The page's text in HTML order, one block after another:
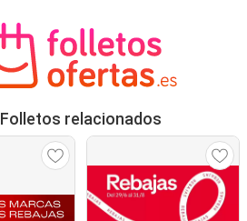
Folletos relacionados